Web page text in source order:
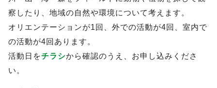
察したり、地域の自然や環境について考えます。
オリエンテーションが1回、外での活動が4回、室内で
の活動が4回あります。
活動日をチラシから確認のうえ、お申し込みくださ
い。